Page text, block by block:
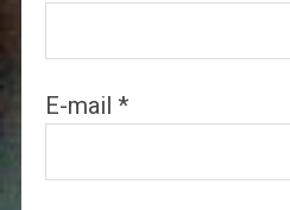
E-mail *